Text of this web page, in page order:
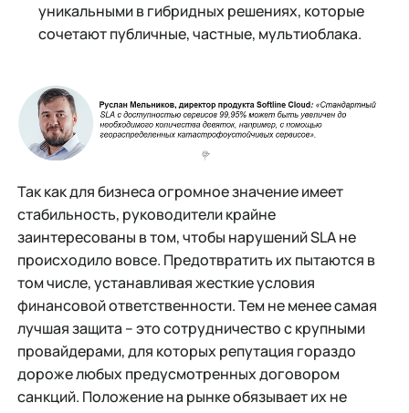
уникальными в гибридных решениях, которые
сочетают публичные, частные, мультиоблака.
Так как для бизнеса огромное значение имеет
стабильность, руководители крайне
заинтересованы в том, чтобы нарушений SLA не
происходило вовсе. Предотвратить их пытаются в
том числе, устанавливая жесткие условия
финансовой ответственности. Тем не менее самая
лучшая защита – это сотрудничество с крупными
провайдерами, для которых репутация гораздо
дороже любых предусмотренных договором
санкций. Положение на рынке обязывает их не